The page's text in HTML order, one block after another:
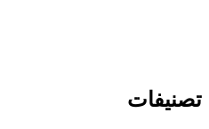
تصنيفات